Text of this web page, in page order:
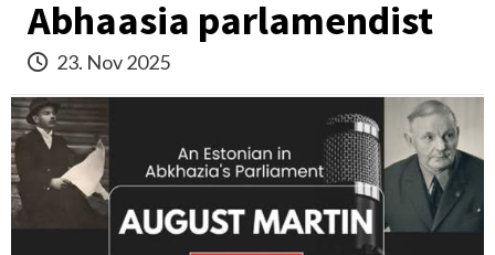
Abhaasia parlamendist
23. Nov 2025